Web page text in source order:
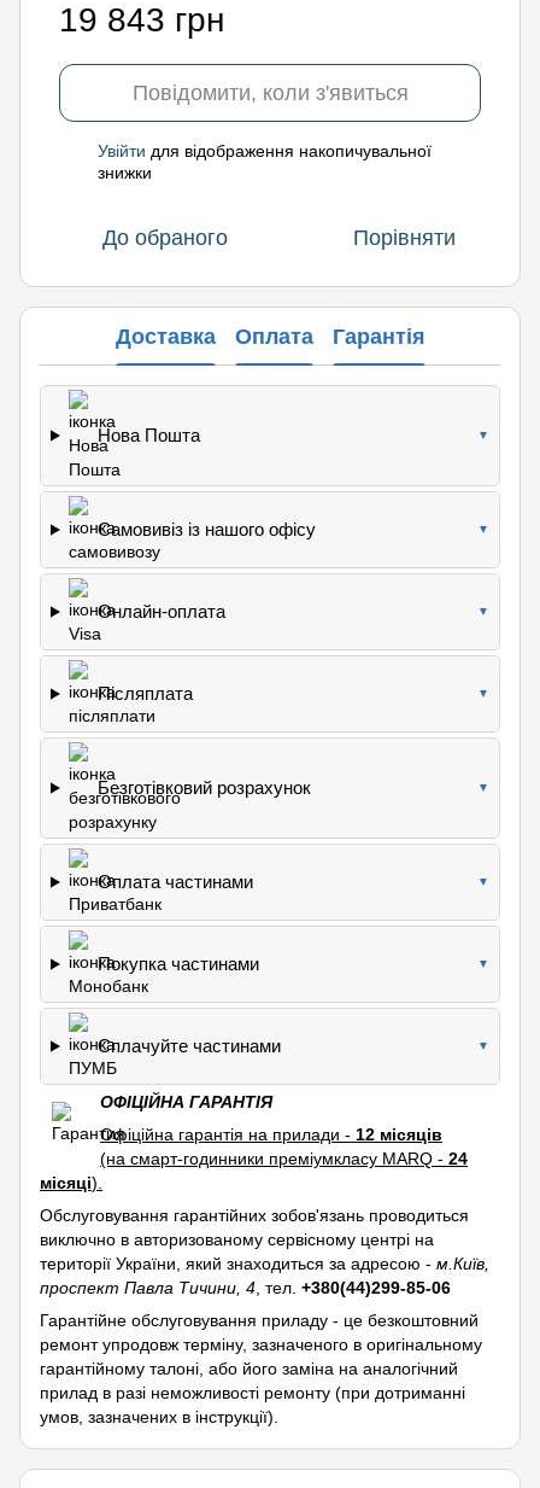
19 843 грн
Повідомити, коли з'явиться
Увійти для відображення накопичувальної
знижки
До обраного Порівняти
Доставка Оплата Гарантія
Нова Пошта ▼
Самовивіз із нашого офісу ▼
Онлайн-оплата ▼
Післяплата ▼
Безготівковий розрахунок ▼
Оплата частинами ▼
Покупка частинами ▼
Сплачуйте частинами ▼
ОФІЦІЙНА ГАРАНТІЯ
Офіційна гарантія на прилади - 12 місяців
(на смарт-годинники преміумкласу MARQ - 24
місяці).
Обслуговування гарантійних зобов'язань проводиться
виключно в авторизованому сервісному центрі на
території України, який знаходиться за адресою - м.Київ,
проспект Павла Тичини, 4 , тел. +380(44)299-85-06
Гарантійне обслуговування приладу - це безкоштовний
ремонт упродовж терміну, зазначеного в оригінальному
гарантійному талоні, або його заміна на аналогічний
прилад в разі неможливості ремонту (при дотриманні
умов, зазначених в інструкції).